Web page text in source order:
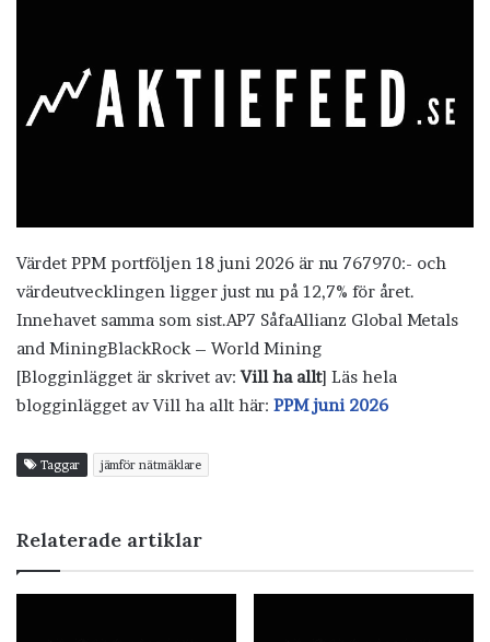
Värdet PPM portföljen 18 juni 2026 är nu 767970:- och
värdeutvecklingen ligger just nu på 12,7% för året.
Innehavet samma som sist.AP7 SåfaAllianz Global Metals
and MiningBlackRock – World Mining
[Blogginlägget är skrivet av:Vill ha allt] Läs hela
blogginlägget av Vill ha allt här: PPM juni 2026
Taggar jämför nätmäklare
Relaterade artiklar